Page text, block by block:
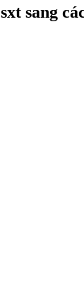
sang